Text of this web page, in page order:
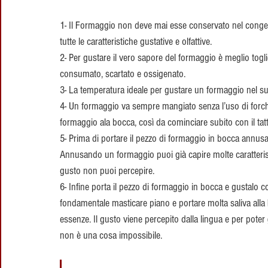
1- Il Formaggio non deve mai esse conservato nel
tutte le caratteristiche gustative e olfattive.
2- Per gustare il vero sapore del formaggio è meglio
consumato, scartato e ossigenato.
3- La temperatura ideale per gustare un formaggio nel
4- Un formaggio va sempre mangiato senza l’uso di
formaggio ala bocca, così da cominciare subito con il
5- Prima di portare il pezzo di formaggio in bocca
Annusando un formaggio puoi già capire molte
gusto non puoi percepire.
6- Infine porta il pezzo di formaggio in bocca e gustalo
fondamentale masticare piano e portare molta saliva
essenze. Il gusto viene percepito dalla lingua e per
non è una cosa impossibile.